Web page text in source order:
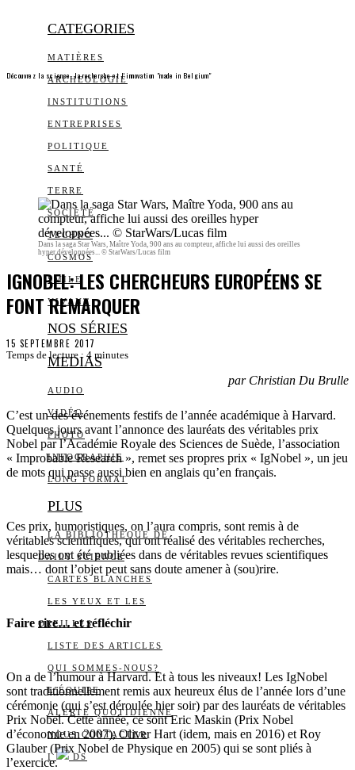
CATEGORIES
MATIÈRES
ARCHEOLOGIE
INSTITUTIONS
ENTREPRISES
POLITIQUE
SANTÉ
TERRE
SOCIÉTÉ
TECHNO
COSMOS
SMILE
VIVANT
NOS SÉRIES
MEDIAS
AUDIO
VIDÉO
PHOTO
INFOGRAPHIE
LONG FORMAT
PLUS
LA BIBLIOTHÈQUE DE
DAILY SCIENCE
CARTES BLANCHES
LES YEUX ET LES
OREILLES
LISTE DES ARTICLES
QUI SOMMES-NOUS?
L’ÉQUIPE
ALERTE QUOTIDIENNE
NOUS CONTACTER
I DS
Découvrez la science, la recherche et l’innovation "made in Belgium"
Dans la saga Star Wars, Maître Yoda, 900 ans au compteur, affiche lui aussi des oreilles
hyper développées... © StarWars/Lucas film
IGNOBEL: LES CHERCHEURS EUROPÉENS SE
FONT REMARQUER
15 SEPTEMBRE 2017
Temps de lecture : 4 minutes
par Christian Du Brulle
C’est un des événements festifs de l’année académique à Harvard.
Quelques jours avant l’annonce des lauréats des véritables prix
Nobel par l’Académie Royale des Sciences de Suède, l’association
« Improbable Research », remet ses propres prix « IgNobel », un jeu
de mots qui passe aussi bien en anglais qu’en français.
Ces prix, humoristiques, on l’aura compris, sont remis à de
véritables scientifiques, qui ont réalisé des véritables recherches,
lesquelles ont été publiées dans de véritables revues scientifiques
mais… dont l’objet peut sans doute amener à (sou)rire.
Faire rire… et réfléchir
On a de l’humour à Harvard. Et à tous les niveaux! Les IgNobel
sont traditionnellement remis aux heureux élus de l’année lors d’une
cérémonie (qui s’est déroulée hier soir) par des lauréats de véritables
Prix Nobel. Cette année, ce sont Eric Maskin (Prix Nobel
d’économie en 2007), Oliver Hart (idem, mais en 2016) et Roy
Glauber (Prix Nobel de Physique en 2005) qui se sont pliés à
l’exercice.